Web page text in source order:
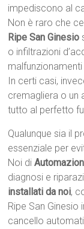
impediscono al
Non è raro che
Ripe San Ginesio
o infiltrazioni
In certi casi,
cremagliera o un
tutto al perfetto
Qualunque sia il
essenziale per
Noi di
diagnosi e
installati da noi,
Ripe San
cancello